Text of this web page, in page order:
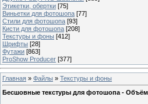
Этикетки, обертки [75]
Виньетки для фотошопа [77]
Стили для фотошопа [93]
Кисти для фотошопа [208]
Текстуры и фоны [412]
Шрифты [28]
Футажи [863]
ProShow Producer [377]
Главная » Файлы » Текстуры и фоны
Бесшовные текстуры для фотошопа -